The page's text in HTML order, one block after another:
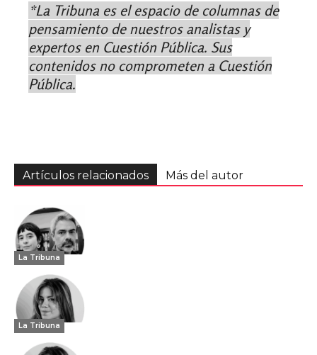
*La Tribuna es el espacio de columnas de
pensamiento de nuestros analistas y
expertos en Cuestión Pública. Sus
contenidos no comprometen a Cuestión
Pública.
Artículos relacionados Más del autor
La Tribuna
La Tribuna